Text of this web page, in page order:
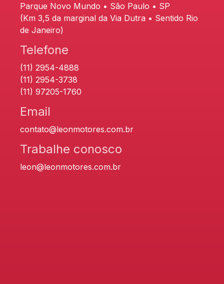
Parque Novo Mundo • São Paulo • SP
(Km 3,5 da marginal da Via Dutra • Sentido Rio
de Janeiro)
Telefone
(11) 2954-4888
(11) 2954-3738
(11) 97205-1760
Email
contato@leonmotores.com.br
Trabalhe conosco
leon@leonmotores.com.br